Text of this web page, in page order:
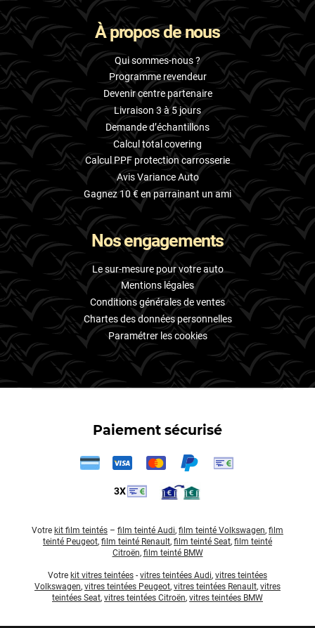
À propos de nous
Qui sommes-nous ?
Programme revendeur
Devenir centre partenaire
Livraison 3 à 5 jours
Demande d’échantillons
Calcul total covering
Calcul PPF protection carrosserie
Avis Variance Auto
Gagnez 10 € en parrainant un ami
Nos engagements
Le sur-mesure pour votre auto
Mentions légales
Conditions générales de ventes
Chartes des données personnelles
Paramétrer les cookies
Paiement sécurisé
3X
Votre kit film teintés – film teinté Audi, film teinté Volkswagen, film
teinté Peugeot, film teinté Renault, film teinté Seat, film teinté
Citroën, film teinté BMW
Votre kit vitres teintées - vitres teintées Audi, vitres teintées
Volkswagen, vitres teintées Peugeot, vitres teintées Renault, vitres
teintées Seat, vitres teintées Citroën, vitres teintées BMW